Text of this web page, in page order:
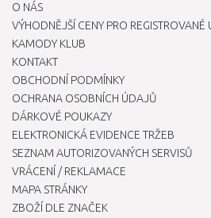
O NÁS
VÝHODNĚJŠÍ CENY PRO REGISTROVANÉ
KAMODY KLUB
KONTAKT
OBCHODNÍ PODMÍNKY
OCHRANA OSOBNÍCH ÚDAJŮ
DÁRKOVÉ POUKAZY
ELEKTRONICKÁ EVIDENCE TRŽEB
SEZNAM AUTORIZOVANÝCH SERVISŮ
VRÁCENÍ / REKLAMACE
MAPA STRÁNKY
ZBOŽÍ DLE ZNAČEK